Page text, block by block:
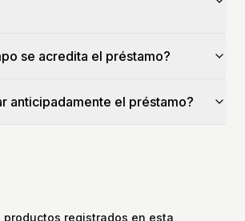
se acredita el préstamo?
anticipadamente el préstamo?
productos registrados en esta